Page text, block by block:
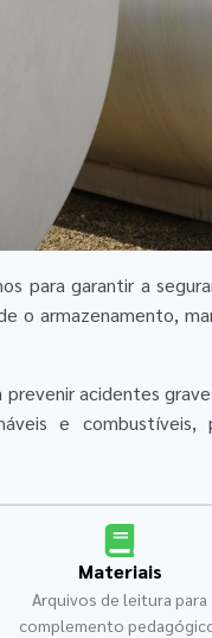
para garantir a
o armazenamento,
acidentes
e
Materiais
Arquivos de leitura para
complemento